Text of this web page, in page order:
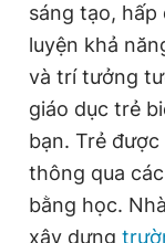
sáng tạo, hấp
luyện khả
và trí tưởng
giáo dục trẻ
bạn. Trẻ
thông qua
bằng học.
xây dựng